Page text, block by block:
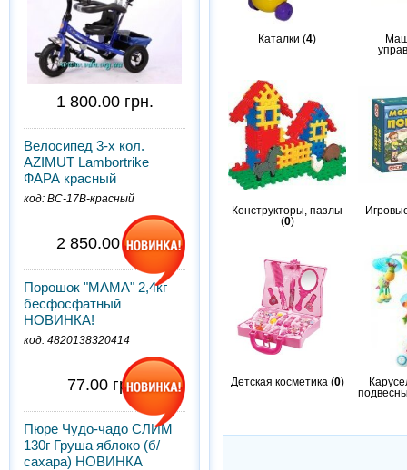
1 800.00 грн.
Велосипед 3-х кол.
AZIMUT Lambortrike
ФАРА красный
код: BC-17B-красный
2 850.00 грн.
Порошок "МАМА" 2,4кг
бесфосфатный
НОВИНКА!
код: 4820138320414
77.00 грн.
Пюре Чудо-чадо СЛИМ
130г Груша яблоко (б/
сахара) НОВИНКА
Каталки (4)
Конструкторы, пазлы
(0)
Детская косметика (0)